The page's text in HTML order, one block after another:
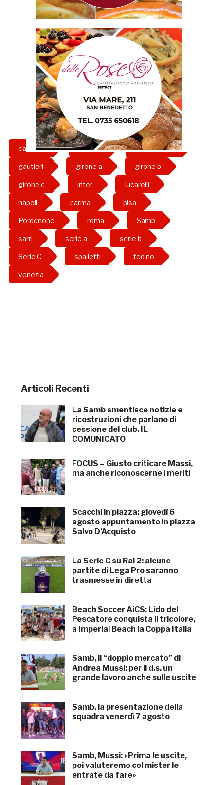
capuano catania di francesco
gautieri girone a girone b
girone c inter lucarelli
napoli parma pisa
Pordenone roma Samb
sarri serie a serie b
Serie C spalletti tedino
venezia
Articoli Recenti
La Samb smentisce notizie e
ricostruzioni che parlano di
cessione del club. IL
COMUNICATO
FOCUS – Giusto criticare Massi,
ma anche riconoscerne i meriti
Scacchi in piazza: giovedì 6
agosto appuntamento in piazza
Salvo D’Acquisto
La Serie C su Rai 2: alcune
partite di Lega Pro saranno
trasmesse in diretta
Beach Soccer AiCS: Lido del
Pescatore conquista il tricolore,
a Imperial Beach la Coppa Italia
Samb, il “doppio mercato” di
Andrea Mussi: per il d.s. un
grande lavoro anche sulle uscite
Samb, la presentazione della
squadra venerdì 7 agosto
Samb, Mussi: «Prima le uscite,
poi valuteremo col mister le
entrate da fare»